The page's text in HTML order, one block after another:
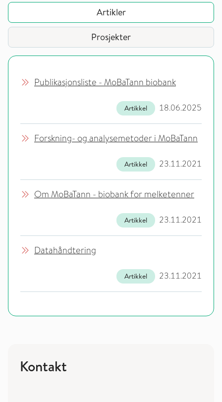
Artikler
Prosjekter
Publikasjonsliste - MoBaTann biobank
18.06.2025
Artikkel
Forskning- og analysemetoder i MoBaTann
23.11.2021
Artikkel
Om MoBaTann - biobank for melketenner
23.11.2021
Artikkel
Datahåndtering
23.11.2021
Artikkel
Kontakt